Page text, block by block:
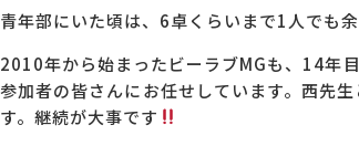
会社概要
アクセス
青年部にいた頃は、6卓くらいまで1人でも
2010年から始まったビーラブMGも、14年
参加者の皆さんにお任せしています。西先
す。継続が大事です